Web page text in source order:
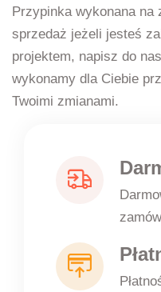
Przypinka wykonana na
sprzedaż jeżeli jesteś
projektem, napisz do
wykonamy dla Ciebie
Twoimi zmianami.